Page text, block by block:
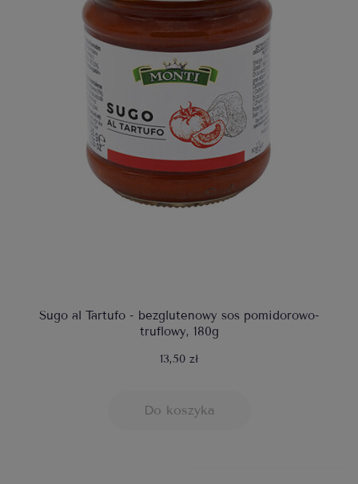
Sugo al Tartufo - bezglutenowy sos pomidorowo-
truflowy, 180g
13,50 zł
Do koszyka